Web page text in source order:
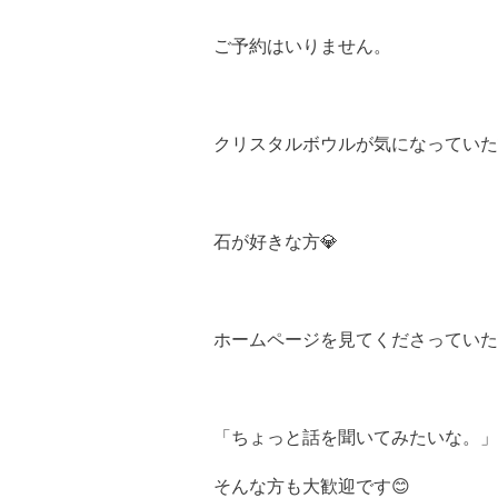
ご予約はいりません。
クリスタルボウルが気になっていた
石が好きな方💎
ホームページを見てくださっていた
「ちょっと話を聞いてみたいな。」
そんな方も大歓迎です😊